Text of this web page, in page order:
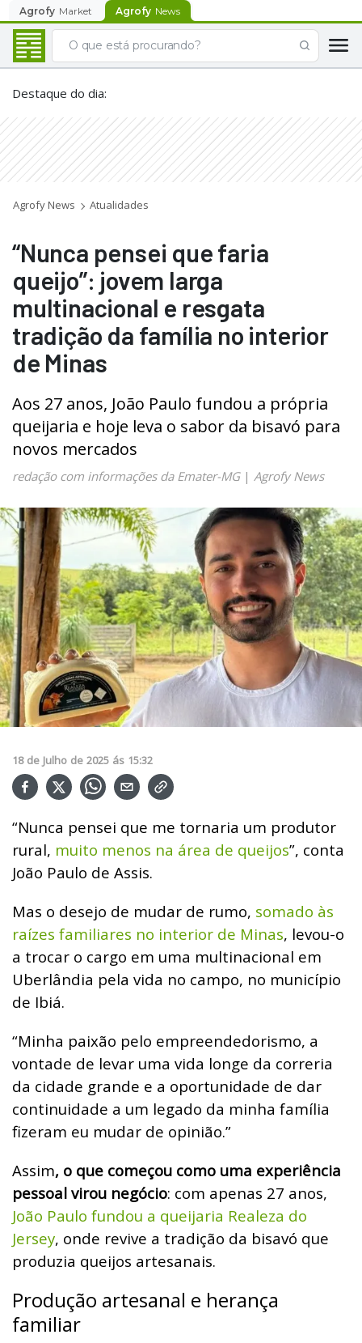
Agrofy Market Agrofy News
Destaque do dia:
Agrofy News Atualidades
“Nunca pensei que faria
queijo”: jovem larga
multinacional e resgata
tradição da família no interior
de Minas
Aos 27 anos, João Paulo fundou a própria
queijaria e hoje leva o sabor da bisavó para
novos mercados
redação com informações da Emater-MG| Agrofy News
18 de Julho de 2025 ás 15:32
“Nunca pensei que me tornaria um produtor
rural, muito menos na área de queijos”, conta
João Paulo de Assis.
Mas o desejo de mudar de rumo, somado às
raízes familiares no interior de Minas, levou-o
a trocar o cargo em uma multinacional em
Uberlândia pela vida no campo, no município
de Ibiá.
“Minha paixão pelo empreendedorismo, a
vontade de levar uma vida longe da correria
da cidade grande e a oportunidade de dar
continuidade a um legado da minha família
fizeram eu mudar de opinião.”
Assim, o que começou como uma experiência
pessoal virou negócio: com apenas 27 anos,
João Paulo fundou a queijaria Realeza do
Jersey, onde revive a tradição da bisavó que
produzia queijos artesanais.
Produção artesanal e herança
familiar